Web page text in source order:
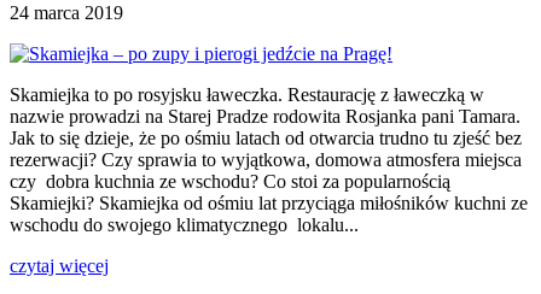
24 marca 2019
Skamiejka to po rosyjsku ławeczka. Restaurację z ławeczką w
nazwie prowadzi na Starej Pradze rodowita Rosjanka pani Tamara.
Jak to się dzieje, że po ośmiu latach od otwarcia trudno tu zjeść bez
rezerwacji? Czy sprawia to wyjątkowa, domowa atmosfera miejsca
czy dobra kuchnia ze wschodu? Co stoi za popularnością
Skamiejki? Skamiejka od ośmiu lat przyciąga miłośników kuchni ze
wschodu do swojego klimatycznego lokalu...
czytaj więcej